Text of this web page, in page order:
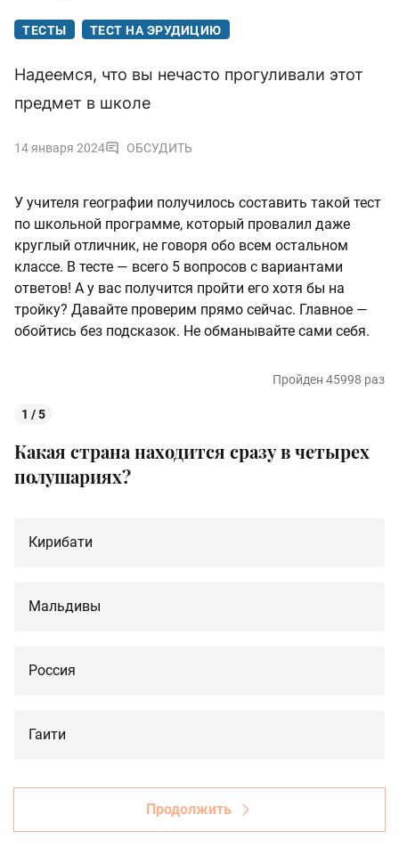
ТЕСТЫ ТЕСТ НА ЭРУДИЦИЮ
Надеемся, что вы нечасто прогуливали этот
предмет в школе
14 января 2024 ОБСУДИТЬ
У учителя географии получилось составить такой тест
по школьной программе, который провалил даже
круглый отличник, не говоря обо всем остальном
классе. В тесте — всего 5 вопросов с вариантами
ответов! А у вас получится пройти его хотя бы на
тройку? Давайте проверим прямо сейчас. Главное —
обойтись без подсказок. Не обманывайте сами себя.
Пройден 45998 раз
1 / 5
Какая страна находится сразу в четырех
полушариях?
Кирибати
Мальдивы
Россия
Гаити
Продолжить